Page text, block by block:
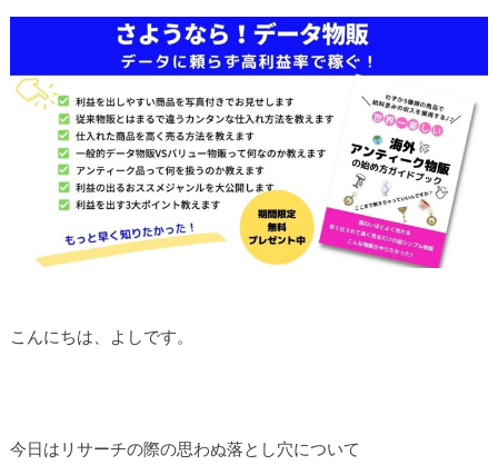
こんにちは、よしです。
今日はリサーチの際の思わぬ落とし穴について